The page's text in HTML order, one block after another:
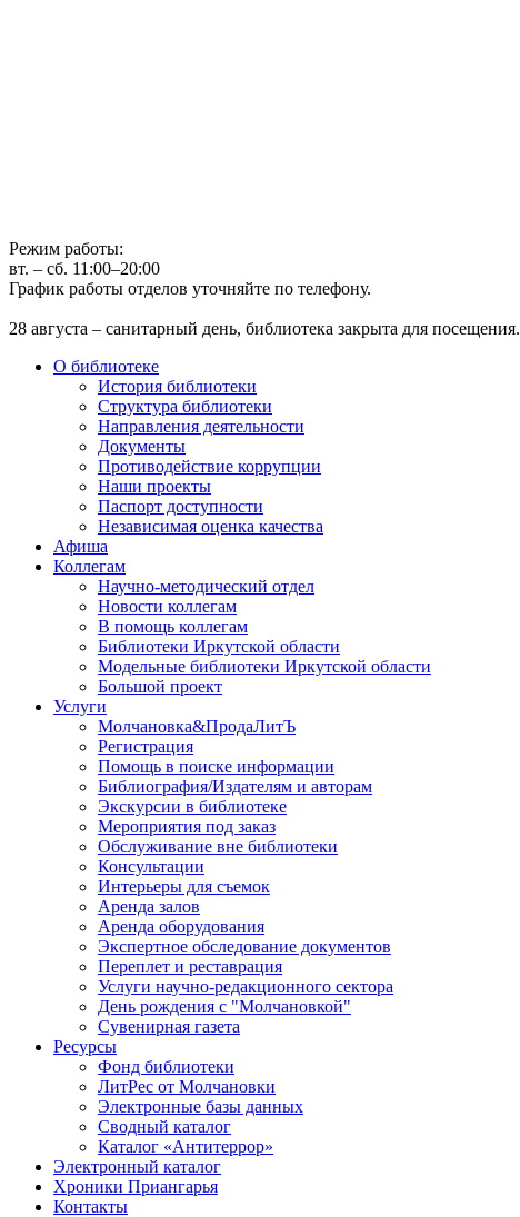
Режим работы:
вт. – сб. 11:00–20:00
График работы отделов уточняйте по телефону.
28 августа – санитарный день, библиотека закрыта для посещения.
О библиотеке
История библиотеки
Структура библиотеки
Направления деятельности
Документы
Противодействие коррупции
Наши проекты
Паспорт доступности
Независимая оценка качества
Афиша
Коллегам
Научно-методический отдел
Новости коллегам
В помощь коллегам
Библиотеки Иркутской области
Модельные библиотеки Иркутской области
Большой проект
Услуги
Молчановка&ПродаЛитЪ
Регистрация
Помощь в поиске информации
Библиография/Издателям и авторам
Экскурсии в библиотеке
Мероприятия под заказ
Обслуживание вне библиотеки
Консультации
Интерьеры для съемок
Аренда залов
Аренда оборудования
Экспертное обследование документов
Переплет и реставрация
Услуги научно-редакционного сектора
День рождения с "Молчановкой"
Сувенирная газета
Ресурсы
Фонд библиотеки
ЛитРес от Молчановки
Электронные базы данных
Сводный каталог
Каталог «Антитеррор»
Электронный каталог
Хроники Приангарья
Контакты